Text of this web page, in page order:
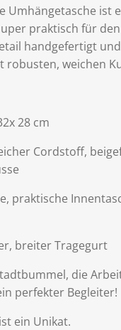
Umhängetasche ist
praktisch für
handgefertigt
robusten, weichen
28 cm
Cordstoff,
praktische
breiter Tragegurt
die
perfekter Begleiter!
ein Unikat.